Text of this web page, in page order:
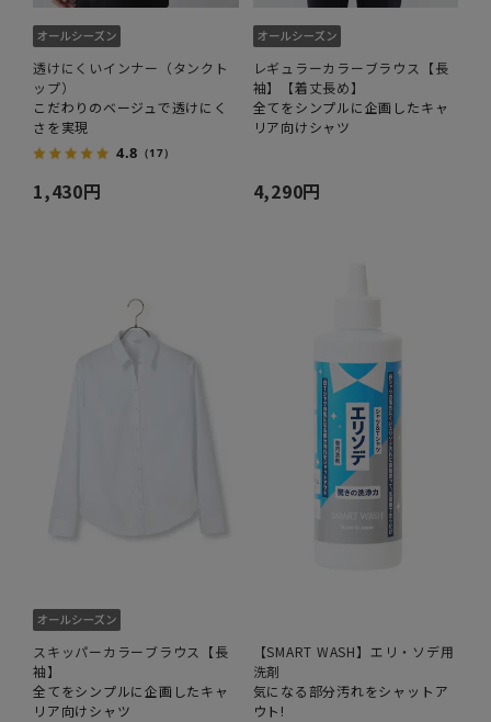
透けにくいインナー（タンクト
ップ）
こだわりのベージュで透けにく
さを実現
4.8 （17）
1,430円
レギュラーカラーブラウス【長
袖】【着丈長め】
全てをシンプルに企画したキャ
リア向けシャツ
4,290円
スキッパーカラーブラウス【長
袖】
全てをシンプルに企画したキャ
リア向けシャツ
【SMART WASH】エリ・ソデ用
洗剤
気になる部分汚れをシャットア
ウト!